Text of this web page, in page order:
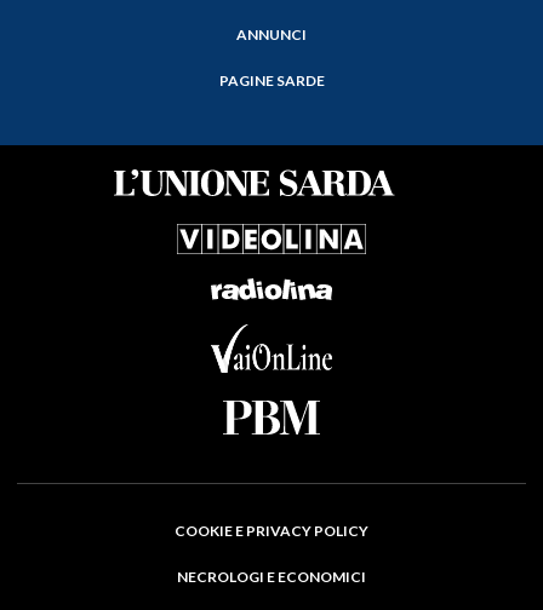
ANNUNCI
PAGINE SARDE
COOKIE E PRIVACY POLICY
NECROLOGI E ECONOMICI